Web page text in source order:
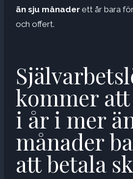
än sju månader ett år bara
och offert.
kommer
i år i mer
månader
att betala